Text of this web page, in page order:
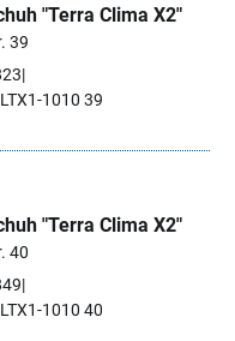
"Terra Clima X2"
39
1010 39
"Terra Clima X2"
40
1010 40